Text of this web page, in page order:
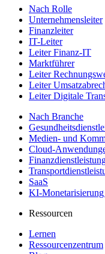
Nach Rolle
Unternehmensleiter
Finanzleiter
IT-Leiter
Leiter Finanz-IT
Marktführer
Leiter
Leiter
Leiter Digitale
Nach Branche
Medien- und
Cloud-
SaaS
KI-Monetarisierung
Ressourcen
Lernen
Ressourcenzentrum